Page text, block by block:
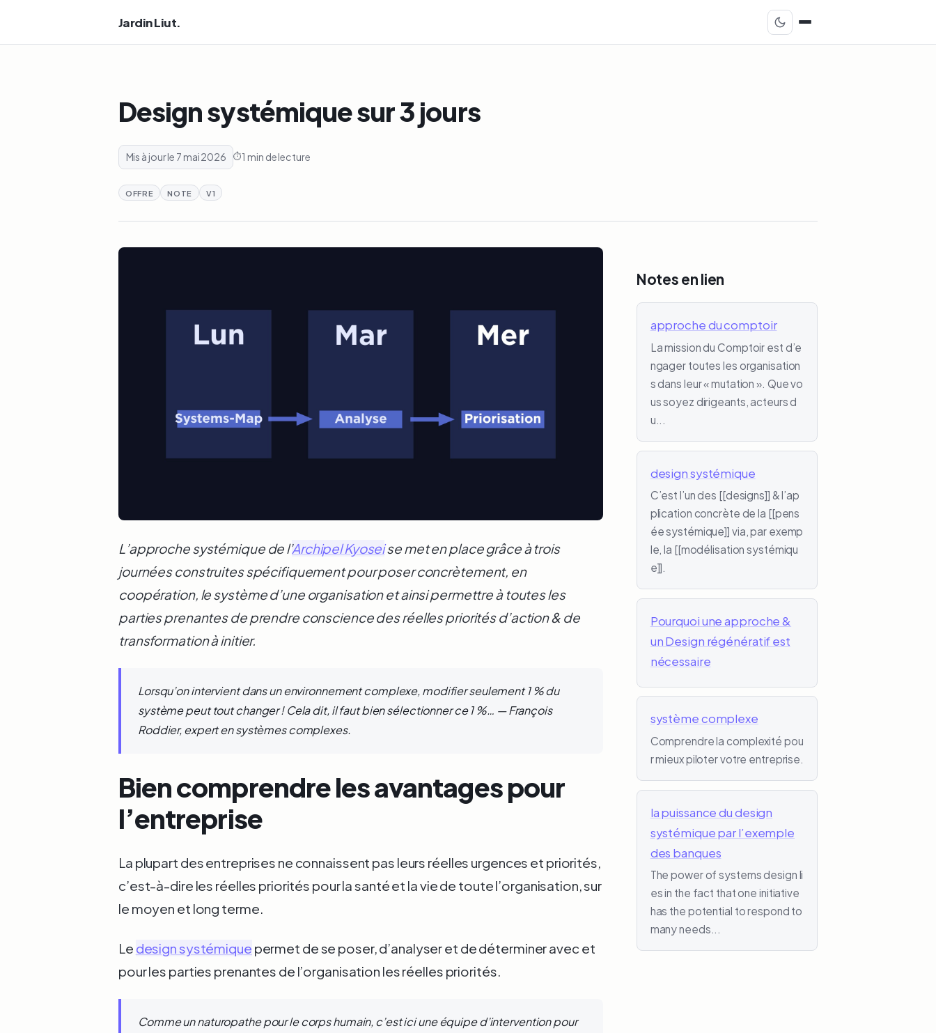
Jardin Liut.
Design systémique sur 3 jours
Mis à jour le 7 mai 2026 1 min de lecture
OFFRE NOTE V1
L’approche systémique de l’Archipel Kyoseise met en place grâce à trois
journées construites spécifiquement pour poser concrètement, en
coopération, le système d’une organisation et ainsi permettre à toutes les
parties prenantes de prendre conscience des réelles priorités d’action & de
transformation à initier.
Lorsqu’on intervient dans un environnement complexe, modifier seulement 1 % du
système peut tout changer ! Cela dit, il faut bien sélectionner ce 1 %… — François
Roddier, expert en systèmes complexes.
Bien comprendre les avantages pour
l’entreprise
La plupart des entreprises ne connaissent pas leurs réelles urgences et priorités,
c’est-à-dire les réelles priorités pour la santé et la vie de toute l’organisation, sur
le moyen et long terme.
Le design systémique permet de se poser, d’analyser et de déterminer avec et
pour les parties prenantes de l’organisation les réelles priorités.
Comme un naturopathe pour le corps humain, c’est ici une équipe d’intervention pour
Notes en lien
approche du comptoir
La mission du Comptoir est d’e
ngager toutes les organisation
s dans leur « mutation ». Que vo
us soyez dirigeants, acteurs d
u...
design systémique
C’est l’un des [[designs]] & l’ap
plication concrète de la [[pens
ée systémique]] via, par exemp
le, la [[modélisation systémiqu
e]].
Pourquoi une approche &
un Design régénératif est
nécessaire
système complexe
Comprendre la complexité pou
r mieux piloter votre entreprise.
la puissance du design
systémique par l’exemple
des banques
The power of systems design li
es in the fact that one initiative
has the potential to respond to
many needs...